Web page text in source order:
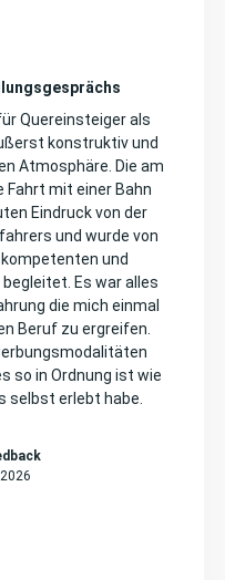
Quereinsteiger als
konstruktiv und
Atmosphäre. Die am
Fahrt mit einer Bahn
Eindruck von der
und wurde von
und
Es war alles
die mich einmal
Beruf zu ergreifen.
so in Ordnung ist wie
selbst erlebt habe.